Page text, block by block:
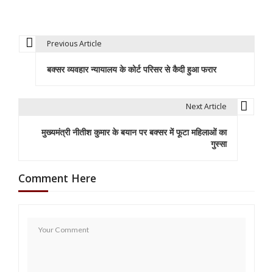
v
Previous Article
बक्सर व्यवहार न्यायालय के कोर्ट परिसर से कैदी हुआ फरार
Next Article
मुख्यमंत्री नीतीश कुमार के बयान पर बक्सर में फूटा महिलाओं का
गुस्सा
Comment Here